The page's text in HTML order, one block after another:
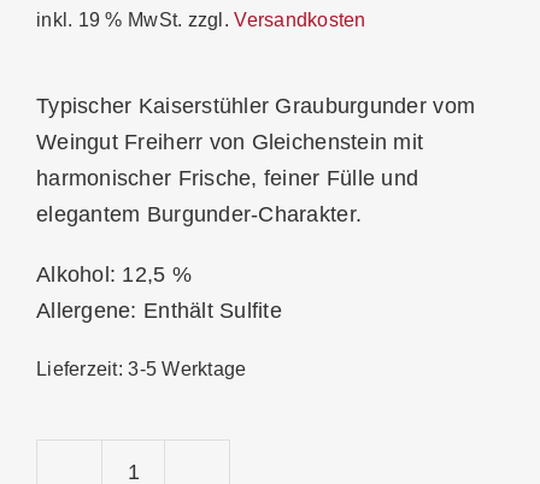
inkl. 19 % MwSt. zzgl.Versandkosten
Typischer Kaiserstühler Grauburgunder vom
Weingut Freiherr von Gleichenstein mit
harmonischer Frische, feiner Fülle und
elegantem Burgunder-Charakter.
Alkohol: 12,5 %
Allergene: Enthält Sulfite
Lieferzeit:3-5 Werktage